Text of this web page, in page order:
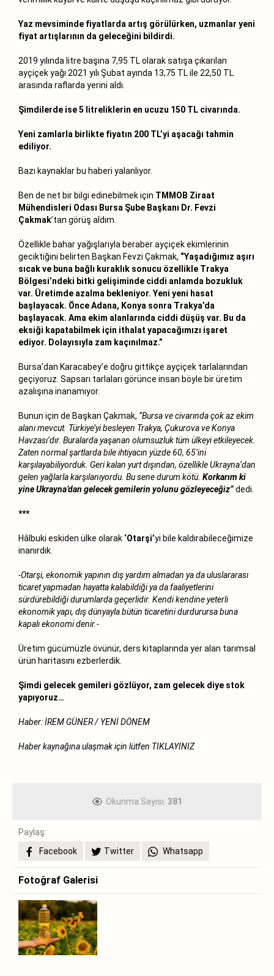
Yaz mevsiminde fiyatlarda artış görülürken, uzmanlar yeni
fiyat artışlarının da geleceğini bildirdi.
2019 yılında litre başına 7,95 TL olarak satışa çıkarılan
ayçiçek yağı 2021 yılı Şubat ayında 13,75 TL ile 22,50 TL
arasında raflarda yerini aldı.
Şimdilerde ise 5 litreliklerin en ucuzu 150 TL civarında.
Yeni zamlarla birlikte fiyatın 200 TL’yi aşacağı tahmin
ediliyor.
Bazı kaynaklar bu haberi yalanlıyor.
Ben de net bir bilgi edinebilmek için TMMOB Ziraat
Mühendisleri Odası Bursa Şube Başkanı Dr. Fevzi
Çakmak’tan görüş aldım.
Özellikle bahar yağışlarıyla beraber ayçiçek ekimlerinin
geciktiğini belirten Başkan Fevzi Çakmak, “Yaşadığımız aşırı
sıcak ve buna bağlı kuraklık sonucu özellikle Trakya
Bölgesi’ndeki bitki gelişiminde ciddi anlamda bozukluk
var. Üretimde azalma bekleniyor. Yeni yeni hasat
başlayacak. Önce Adana, Konya sonra Trakya’da
başlayacak. Ama ekim alanlarında ciddi düşüş var. Bu da
eksiği kapatabilmek için ithalat yapacağımızı işaret
ediyor. Dolayısıyla zam kaçınılmaz.”
Bursa’dan Karacabey’e doğru gittikçe ayçiçek tarlalarından
geçiyoruz. Sapsarı tarlaları görünce insan böyle bir üretim
azalışına inanamıyor.
Bunun için de Başkan Çakmak, “Bursa ve civarında çok az ekim
alanı mevcut. Türkiye’yi besleyen Trakya, Çukurova ve Konya
Havzası’dır. Buralarda yaşanan olumsuzluk tüm ülkeyi etkileyecek.
Zaten normal şartlarda bile ihtiyacın yüzde 60, 65’ini
karşılayabiliyorduk. Geri kalan yurt dışından, özellikle Ukrayna’dan
gelen yağlarla karşılanıyordu. Bu sene durum kötü. Korkarım ki
yine Ukrayna’dan gelecek gemilerin yolunu gözleyeceğiz”dedi.
***
Hâlbuki eskiden ülke olarak ‘Otarşi’yi bile kaldırabileceğimize
inanırdık.
-Otarşi, ekonomik yapının dış yardım almadan ya da uluslararası
ticaret yapmadan hayatta kalabildiği ya da faaliyetlerini
sürdürebildiği durumlarda geçerlidir. Kendi kendine yeterli
ekonomik yapı, dış dünyayla bütün ticaretini durdurursa buna
kapalı ekonomi denir.-
Üretim gücümüzle övünür, ders kitaplarında yer alan tarımsal
ürün haritasını ezberlerdik.
Şimdi gelecek gemileri gözlüyor, zam gelecek diye stok
yapıyoruz…
Haber: İREM GÜNER / YENİ DÖNEM
Haber kaynağına ulaşmak için lütfen TIKLAYINIZ
Okunma Sayısı: 381
Paylaş:
Facebook
Twitter Whatsapp
Fotoğraf Galerisi